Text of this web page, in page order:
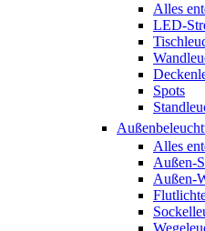
Alles
LED-
Spots
Alles
Außen-
Außen-